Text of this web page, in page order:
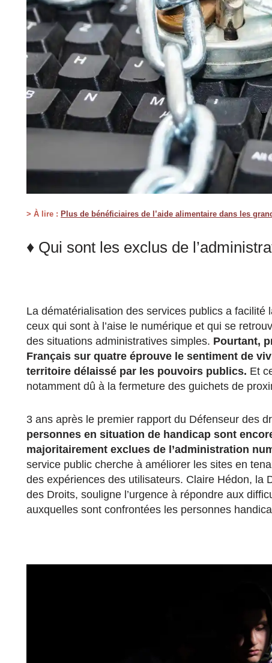
> À lire : Plus de bénéficiaires de l’aide alimentaire dans les
♦ Qui sont les exclus de
La dématérialisation des services publics a facilité
ceux qui sont à l’aise le numérique et qui se
des situations administratives simples. Pourtant,
Français sur quatre éprouve le sentiment de
territoire délaissé par les pouvoirs publics. Et
notamment dû à la fermeture des guichets de
3 ans après le premier rapport du Défenseur des
personnes en situation de handicap sont
majoritairement exclues de l’administration
service public cherche à améliorer les sites en
des expériences des utilisateurs. Claire Hédon, la
des Droits, souligne l’urgence à répondre aux
auxquelles sont confrontées les personnes